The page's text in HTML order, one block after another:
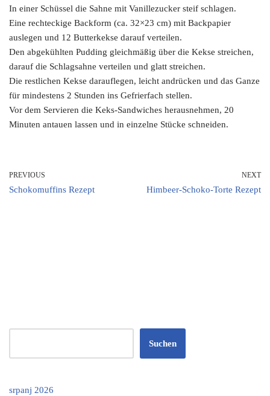
In einer Schüssel die Sahne mit Vanillezucker steif schlagen.
Eine rechteckige Backform (ca. 32×23 cm) mit Backpapier
auslegen und 12 Butterkekse darauf verteilen.
Den abgekühlten Pudding gleichmäßig über die Kekse streichen,
darauf die Schlagsahne verteilen und glatt streichen.
Die restlichen Kekse darauflegen, leicht andrücken und das Ganze
für mindestens 2 Stunden ins Gefrierfach stellen.
Vor dem Servieren die Keks-Sandwiches herausnehmen, 20
Minuten antauen lassen und in einzelne Stücke schneiden.
PREVIOUS
Schokomuffins Rezept
NEXT
Himbeer-Schoko-Torte Rezept
Suchen
srpanj 2026